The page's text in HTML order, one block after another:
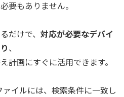
要もありません。
だけで、 対応が必要なデバイ
、
計画にすぐに活用できます。
イルには、検索条件に一致し